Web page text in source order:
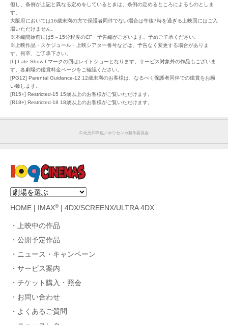
但し、条例が上記と異なる定めをしているときは、条例の定めるところによるものとしま
す。
大阪府においては16歳未満の方で保護者同伴でない場合は午後7時を過ぎる上映回にはご入
場いただけません。
※本編開始前には5～15分程度のCF・予告編がございます。予めご了承ください。
※上映作品・スケジュール・上映シアター番号などは、予告なく変更する場合がありま
す。何卒、ご了承下さい。
[L] Late Show Lマークの回はレイトショーとなります。サービス対象外の作品もございま
す。各劇場の鑑賞料金ページをご確認ください。
[PG12] Parental Guidance-12 12歳未満のお客様は、なるべく保護者同伴での鑑賞をお願
い致します。
[R15+] Restricted-15 15歳以上のお客様がご覧いただけます。
[R18+] Restricted-18 18歳以上のお客様がご覧いただけます。
©︎ 此元和津也／ホウセンカ製作委員会
HOME IMAX®| 4DX/SCREENX/ULTRA 4DX
上映中の作品
公開予定作品
ニュース・キャンペーン
サービス案内
チケット購入・照会
お問い合わせ
よくあるご質問